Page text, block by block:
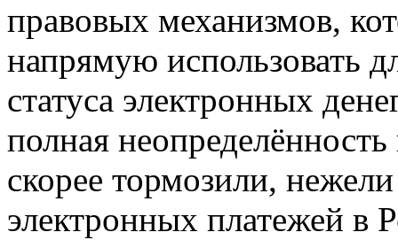
правовых механизмов,
напрямую использовать
статуса электронных
полная
скорее тормозили,
электронных платежей в